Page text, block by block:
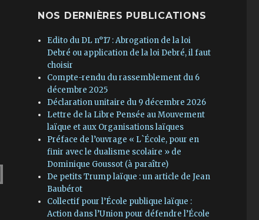
NOS DERNIÈRES PUBLICATIONS
Edito du DL n°17 : Abrogation de la loi
Debré ou application de la loi Debré, il faut
choisir
Compte-rendu du rassemblement du 6
décembre 2025
Déclaration unitaire du 9 décembre 2026
Lettre de la Libre Pensée au Mouvement
laïque et aux Organisations laïques
Préface de l’ouvrage « L`École, pour en
finir avec le dualisme scolaire » de
Dominique Goussot (à paraître)
De petits Trump laïque : un article de Jean
Baubérot
Collectif pour l’École publique laïque :
Action dans l’Union pour défendre l’École